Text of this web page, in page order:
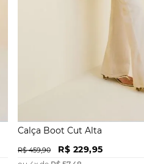
Calça Boot Cut Alta
R$ 459,90 R$ 229,95